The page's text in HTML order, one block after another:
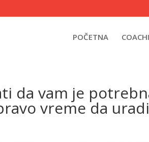
POČETNA
da vam je
vreme da